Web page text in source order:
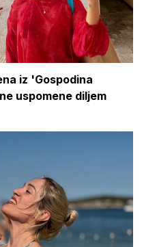
iz 'Gospodina
uspomene diljem